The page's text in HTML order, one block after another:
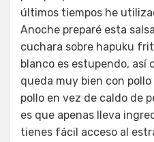
últimos tiempos he
Anoche preparé esta
cuchara sobre hapuku
blanco es estupendo, así
queda muy bien con
pollo en vez de caldo de
es que apenas lleva
tienes fácil acceso al